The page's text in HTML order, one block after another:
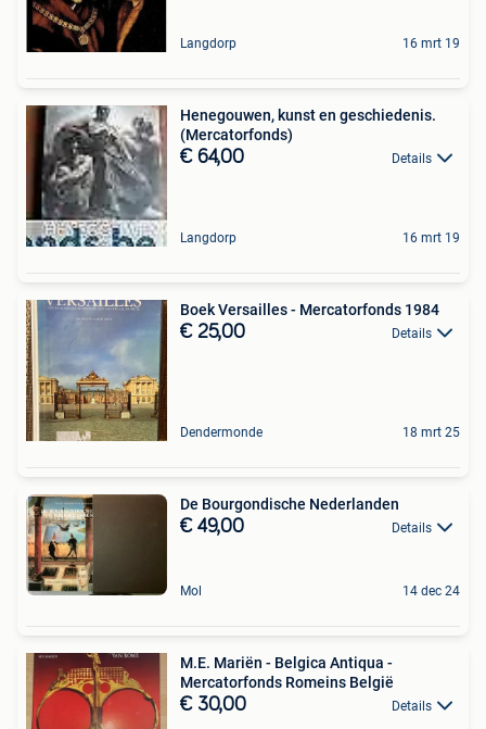
Langdorp 16 mrt 19
Henegouwen, kunst en geschiedenis.
(Mercatorfonds)
€ 64,00 Details
Langdorp 16 mrt 19
Boek Versailles - Mercatorfonds 1984
€ 25,00 Details
Dendermonde 18 mrt 25
De Bourgondische Nederlanden
€ 49,00 Details
Mol 14 dec 24
M.E. Mariën - Belgica Antiqua -
Mercatorfonds Romeins België
€ 30,00 Details